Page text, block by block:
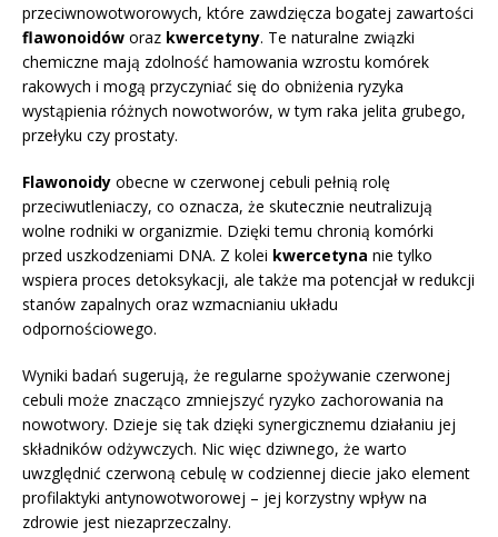
przeciwnowotworowych, które zawdzięcza bogatej zawartości
flawonoidów oraz kwercetyny. Te naturalne związki
chemiczne mają zdolność hamowania wzrostu komórek
rakowych i mogą przyczyniać się do obniżenia ryzyka
wystąpienia różnych nowotworów, w tym raka jelita grubego,
przełyku czy prostaty.
Flawonoidy obecne w czerwonej cebuli pełnią rolę
przeciwutleniaczy, co oznacza, że skutecznie neutralizują
wolne rodniki w organizmie. Dzięki temu chronią komórki
przed uszkodzeniami DNA. Z kolei kwercetyna nie tylko
wspiera proces detoksykacji, ale także ma potencjał w redukcji
stanów zapalnych oraz wzmacnianiu układu
odpornościowego.
Wyniki badań sugerują, że regularne spożywanie czerwonej
cebuli może znacząco zmniejszyć ryzyko zachorowania na
nowotwory. Dzieje się tak dzięki synergicznemu działaniu jej
składników odżywczych. Nic więc dziwnego, że warto
uwzględnić czerwoną cebulę w codziennej diecie jako element
profilaktyki antynowotworowej – jej korzystny wpływ na
zdrowie jest niezaprzeczalny.